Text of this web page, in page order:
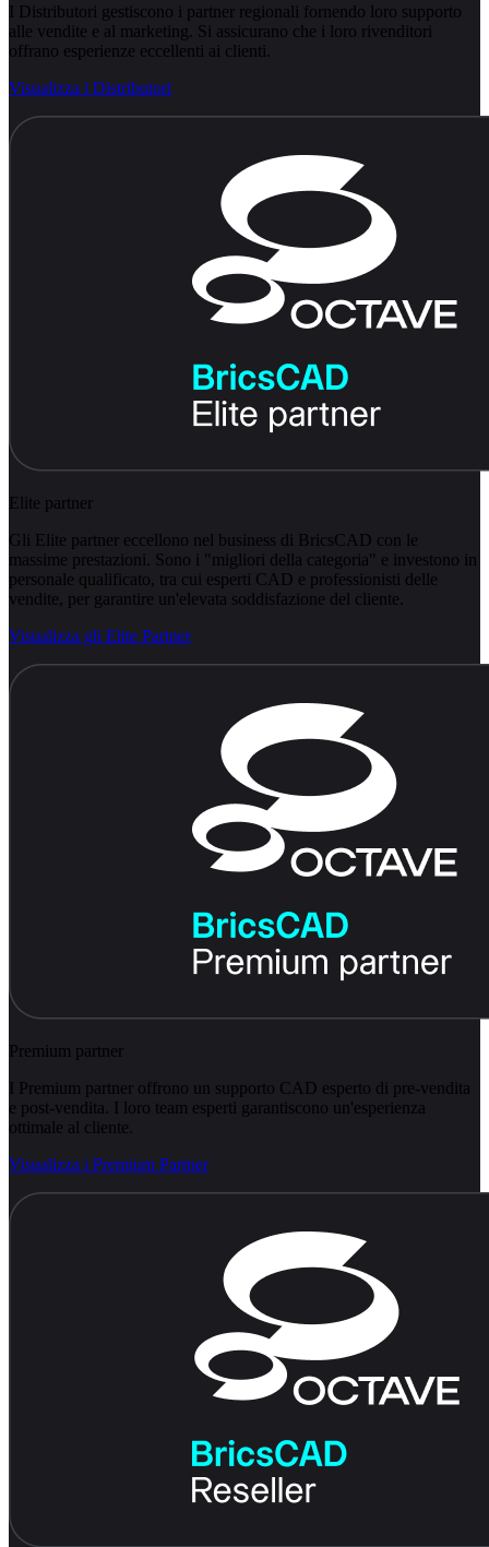
I Distributori gestiscono i partner regionali fornendo loro supporto
alle vendite e al marketing. Si assicurano che i loro rivenditori
offrano esperienze eccellenti ai clienti.
Visualizza i Distributori
Elite partner
Gli Elite partner eccellono nel business di BricsCAD con le
massime prestazioni. Sono i "migliori della categoria" e investono in
personale qualificato, tra cui esperti CAD e professionisti delle
vendite, per garantire un'elevata soddisfazione del cliente.
Visualizza gli Elite Partner
Premium partner
I Premium partner offrono un supporto CAD esperto di pre-vendita
e post-vendita. I loro team esperti garantiscono un'esperienza
ottimale al cliente.
Visualizza i Premium Partner